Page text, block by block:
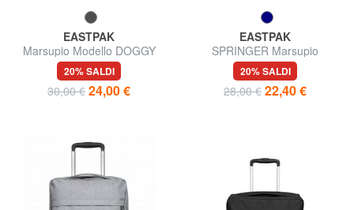
EASTPAK
Marsupio Modello DOGGY
BAG
20% SALDI
30,00 € 24,00 €
EASTPAK
SPRINGER Marsupio
20% SALDI
28,00 € 22,40 €